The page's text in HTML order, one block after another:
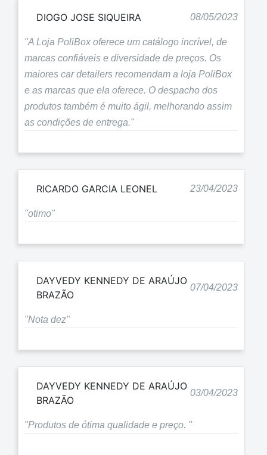
DIOGO JOSE SIQUEIRA 08/05/2023
"A Loja PoliBox oferece um catálogo incrível, de
marcas confiáveis e diversidade de preços. Os
maiores car detailers recomendam a loja PoliBox
e as marcas que ela oferece. O despacho dos
produtos também é muito ágil, melhorando assim
as condições de entrega."
RICARDO GARCIA LEONEL 23/04/2023
"otimo"
DAYVEDY KENNEDY DE ARAÚJO
BRAZÃO
07/04/2023
"Nota dez"
DAYVEDY KENNEDY DE ARAÚJO
BRAZÃO
03/04/2023
"Produtos de ótima qualidade e preço. "